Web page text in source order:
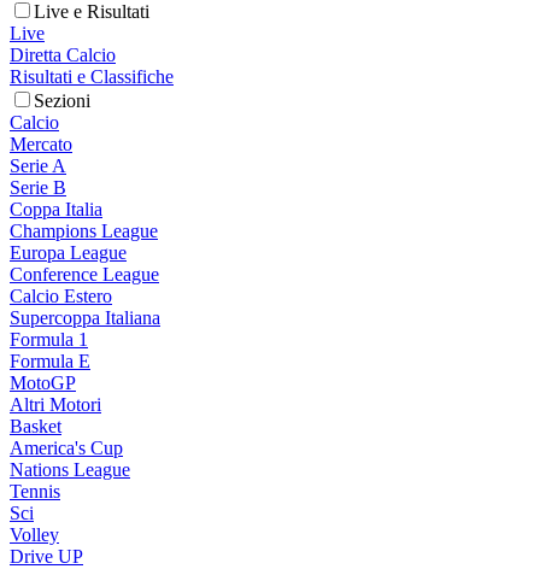
Live e Risultati
Live
Diretta Calcio
Risultati e Classifiche
Sezioni
Calcio
Mercato
Serie A
Serie B
Coppa Italia
Champions League
Europa League
Conference League
Calcio Estero
Supercoppa Italiana
Formula 1
Formula E
MotoGP
Altri Motori
Basket
America's Cup
Nations League
Tennis
Sci
Volley
Drive UP